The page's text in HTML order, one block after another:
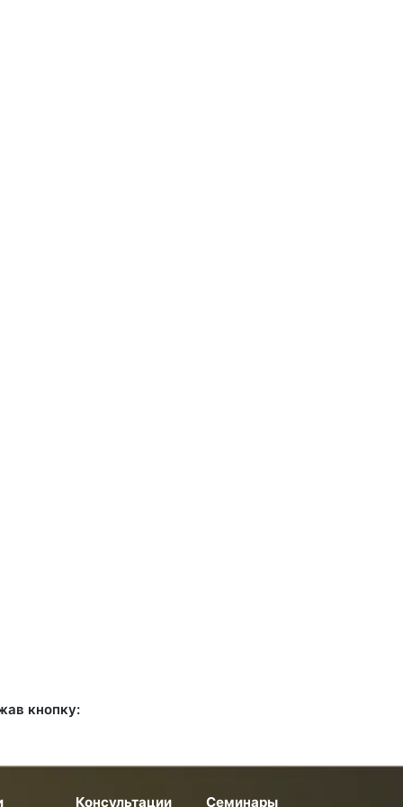
кнопку:
Консультации Семинары